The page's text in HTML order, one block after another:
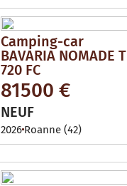
Camping-car
BAVARIA NOMADE T
720 FC
81500 €
NEUF
2026 Roanne (42)